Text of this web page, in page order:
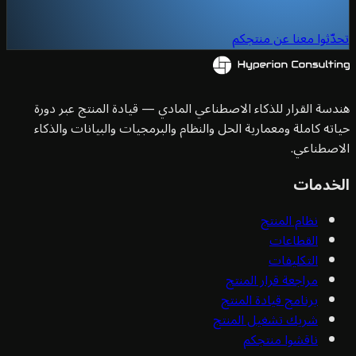
معنا عن منتجكم
القرار للذكاء الاصطناعي المادي — قيادة المنتج عبر دورة
كاملة ومعمارية الحل والنظام والبرمجيات والبيانات والذكاء
نظام المنتج
القطاعات
التكليفات
مراجعة قرار المنتج
برنامج قيادة المنتج
شريك تشغيل المنتج
ناقشوا منتجكم